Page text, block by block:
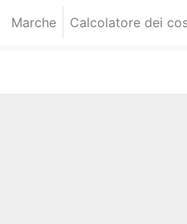
Marche Calcolatore dei